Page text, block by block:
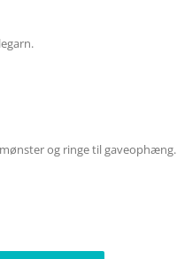
og ringe til gaveophæng.